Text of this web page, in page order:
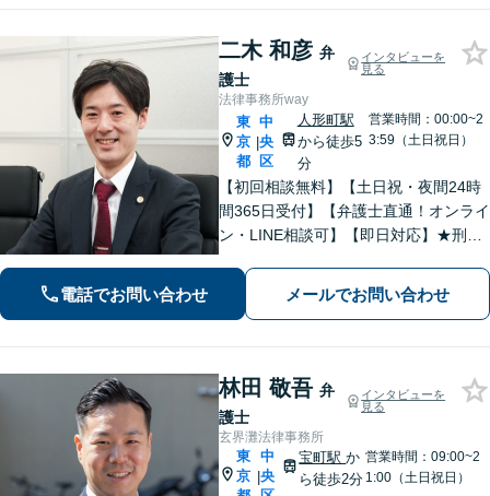
二木 和彦 弁
護士
インタビューを
見る
法律事務所way
東
京
都
|
中
央
区
人形町駅
から徒歩5
分
営業時間：00:00~2
3:59（土日祝日）
【初回相談無料】【土日祝・夜間24時
間365日受付】【弁護士直通！オンライ
ン・LINE相談可】【即日対応】★刑事
★債務整理に精通！お任せください！
あなたを全力サポートいたします【人
電話でお問い合わせ メールでお問い合わせ
林田 敬吾 弁
護士
インタビューを
見る
玄界灘法律事務所
東
京 |
中
央
宝町駅か
ら徒歩2分
営業時間：09:00~2
1:00（土日祝日）